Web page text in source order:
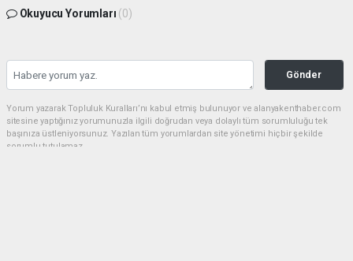
Okuyucu Yorumları (0)
Gönder
Yorum yazarak Topluluk Kuralları’nı kabul etmiş bulunuyor ve alanyakenthaber.com
sitesine yaptığınız yorumunuzla ilgili doğrudan veya dolaylı tüm sorumluluğu tek
başınıza üstleniyorsunuz. Yazılan tüm yorumlardan site yönetimi hiçbir şekilde
sorumlu tutulamaz.